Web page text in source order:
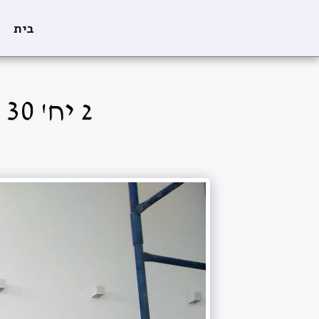
בית
2 יח' VRF BOX LOW 30 מעל הארונות במטבח